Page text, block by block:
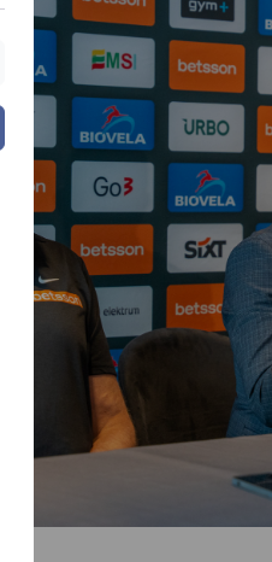
Asmens